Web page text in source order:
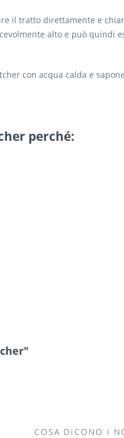
il tratto direttamente e
alto e può quindi
con acqua calda e
perché:
COSA DICONO I